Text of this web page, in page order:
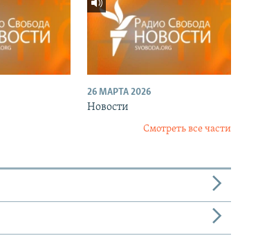
26 МАРТА 2026
Новости
Смотреть все части